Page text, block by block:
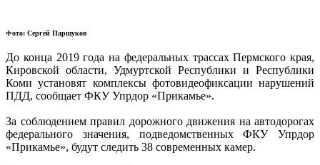
Фото: Сергей Паршуков
До конца 2019 года на федеральных трассах Пермского края,
Кировской области, Удмуртской Республики и Республики
Коми установят комплексы фотовидеофиксации нарушений
ПДД, сообщает ФКУ Упрдор «Прикамье».
За соблюдением правил дорожного движения на автодорогах
федерального значения, подведомственных ФКУ Упрдор
«Прикамье», будут следить 38 современных камер.